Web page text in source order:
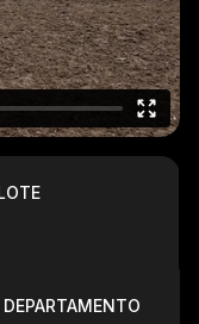
DEPARTAMENTO